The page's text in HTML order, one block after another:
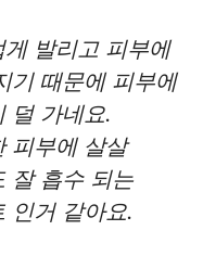
게 발리고 피부에
기 때문에 피부에
덜 가네요.
피부에 살살
잘 흡수 되는
인거 같아요.